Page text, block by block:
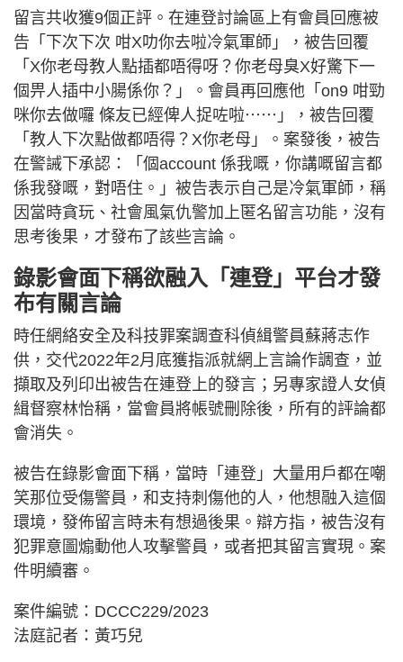
留言共收獲9個正評。在連登討論區上有會員回應被
告「下次下次 咁X叻你去啦冷氣軍師」，被告回覆
「X你老母教人點插都唔得呀？你老母臭X好驚下一
個畀人插中小腸係你？」。會員再回應他「on9 咁勁
咪你去做囉 條友已經俾人捉咗啦⋯⋯」，被告回覆
「教人下次點做都唔得？X你老母」。案發後，被告
在警誡下承認：「個account 係我嘅，你講嘅留言都
係我發嘅，對唔住。」被告表示自己是冷氣軍師，稱
因當時貪玩、社會風氣仇警加上匿名留言功能，沒有
思考後果，才發布了該些言論。
錄影會面下稱欲融入「連登」平台才發
布有關言論
時任網絡安全及科技罪案調查科偵緝警員蘇蔣志作
供，交代2022年2月底獲指派就網上言論作調查，並
擷取及列印出被告在連登上的發言；另專家證人女偵
緝督察林怡稱，當會員將帳號刪除後，所有的評論都
會消失。
被告在錄影會面下稱，當時「連登」大量用戶都在嘲
笑那位受傷警員，和支持刺傷他的人，他想融入這個
環境，發佈留言時未有想過後果。辯方指，被告沒有
犯罪意圖煽動他人攻擊警員，或者把其留言實現。案
件明續審。
案件編號：DCCC229/2023
法庭記者：黃巧兒